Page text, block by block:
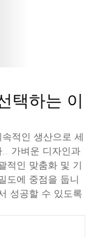
택하는 이
적인 생산으로 세
가벼운 디자인과
적인 맞춤화 및 기
도에 중점을 둡니
성공할 수 있도록